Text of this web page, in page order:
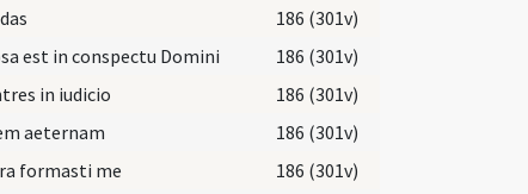
186 (301v)
est in conspectu Domini
186 (301v)
in iudicio
186 (301v)
aeternam
186 (301v)
formasti me
186 (301v)